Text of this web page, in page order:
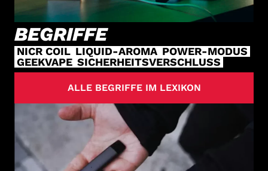
BEGRIFFE
NICR COIL LIQUID-AROMA POWER-MODUS
GEEKVAPE SICHERHEITSVERSCHLUSS
ALLE BEGRIFFE IM LEXIKON